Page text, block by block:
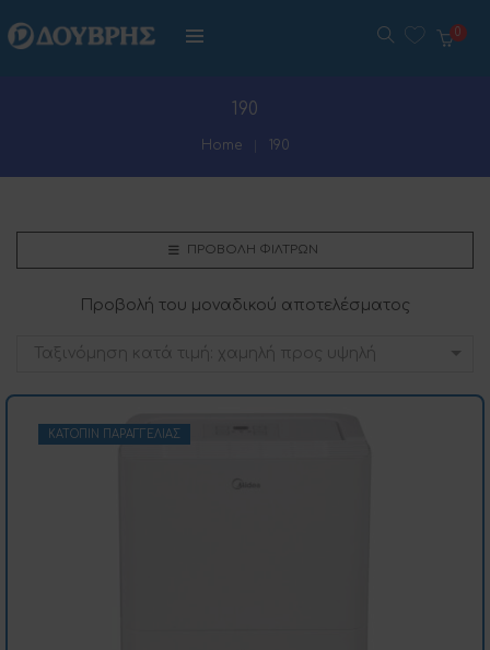
190
Home 190
ΠΡΟΒΟΛΉ ΦΊΛΤΡΩΝ
Προβολή του μοναδικού αποτελέσματος
Ταξινόμηση κατά τιμή: χαμηλή προς υψηλή
ΚΑΤΌΠΙΝ ΠΑΡΑΓΓΕΛΊΑΣ